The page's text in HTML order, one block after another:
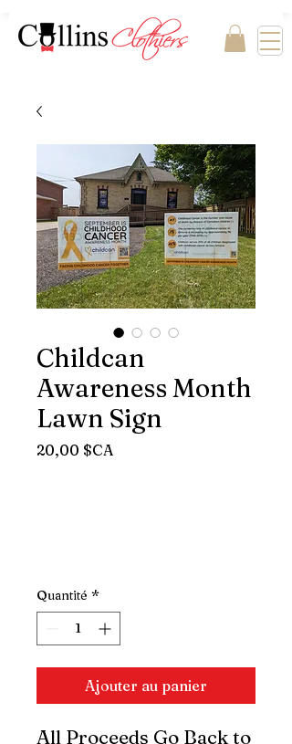
Childcan
Awareness Month
Lawn Sign
20,00 $CA
Quantité *
Ajouter au panier
All Proceeds Go Back to